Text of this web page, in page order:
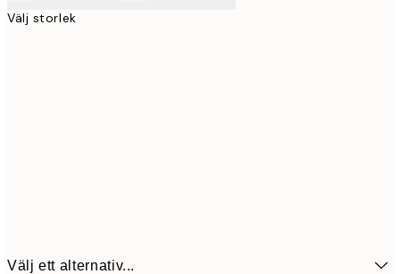
Välj storlek
Välj ett alternativ...